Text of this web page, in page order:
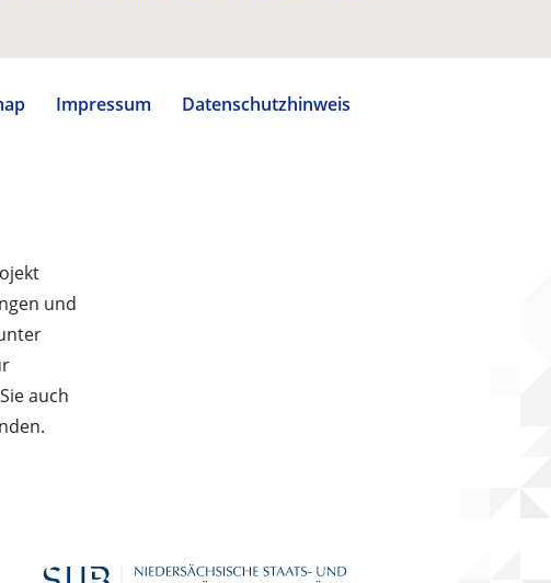
Impressum
Datenschutzhinweis
und
auch